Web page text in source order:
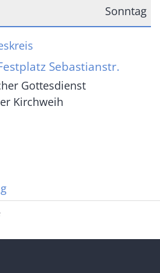
Sonntag
Sebastianstr.
Gottesdienst
Kirchweih